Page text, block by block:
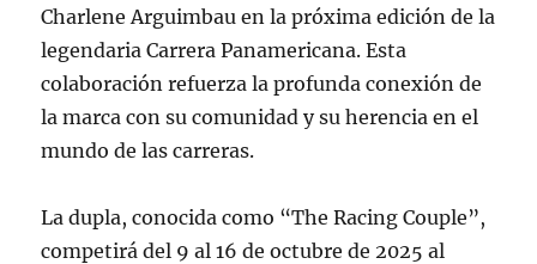
Charlene Arguimbau en la próxima edición de la
legendaria Carrera Panamericana. Esta
colaboración refuerza la profunda conexión de
la marca con su comunidad y su herencia en el
mundo de las carreras.
La dupla, conocida como “The Racing Couple”,
competirá del 9 al 16 de octubre de 2025 al